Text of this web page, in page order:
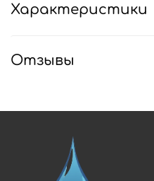
Характеристики
Отзывы